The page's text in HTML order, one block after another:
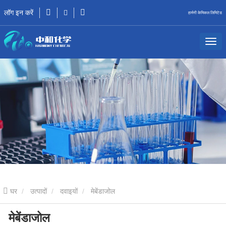
लॉग इन करें हार्मनी केमिकल लिमिटेड
घर उत्पादों दवाइयों मेबेंडाजोल
मेबेंडाजोल